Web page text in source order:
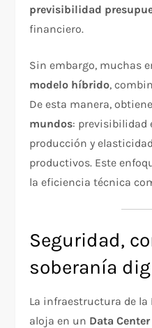
previsibilidad
financiero.
Sin embargo, muchas
modelo híbrido,
De esta manera,
mundos: previsibilidad
producción y
productivos. Este
la eficiencia técnica
Seguridad,
soberanía
La infraestructura de la
aloja en un Data